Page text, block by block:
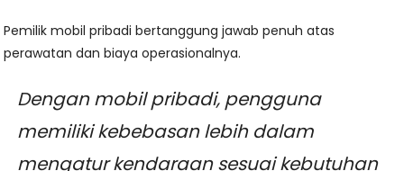
Pemilik mobil pribadi bertanggung jawab penuh atas
perawatan dan biaya operasionalnya.
Dengan mobil pribadi, pengguna
memiliki kebebasan lebih dalam
mengatur kendaraan sesuai kebutuhan